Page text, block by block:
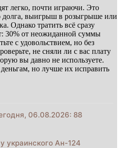
легко, почти играючи. Это
долга, выигрыш в розыгрыше или
Однако тратить всё сразу
30% от неожиданной суммы
с удовольствием, но без
не сняли ли с вас плату
вы давно не используете.
но лучше их исправить
06.08.2026: 88
украинского Ан-124